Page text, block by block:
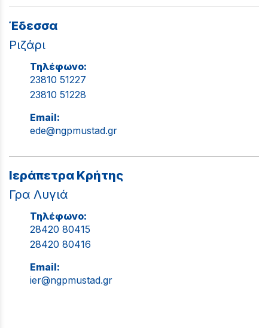
Έδεσσα
Ριζάρι
Τηλέφωνο:
23810 51227
23810 51228
Email:
ede@ngpmustad.gr
Ιεράπετρα Κρήτης
Γρα Λυγιά
Τηλέφωνο:
28420 80415
28420 80416
Email:
ier@ngpmustad.gr